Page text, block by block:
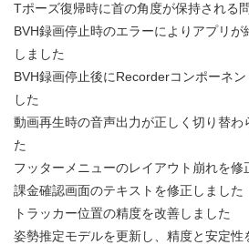
Tポーズ復帰時に首の角度が保持される
BVH録画停止時のエラーによりアプリ
しました
BVH録画停止後にRecorderコンポーネ
した
動画再生時の音声出力が正しく切り替わ
た
フッターメニューのレイアウト崩れを修
課金確認画面のテキストを修正しました
トラッカー位置の精度を改善しました
姿勢推定モデルを更新し、精度と安定性